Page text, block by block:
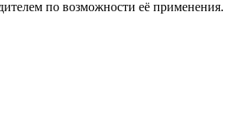
по возможности её применения.